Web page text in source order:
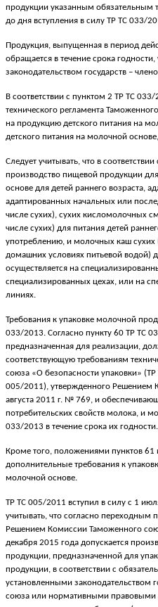
продукции указанным обязательным
до дня вступления в силу ТР ТС 033/
Продукция, выпущенная в период
обращается в течение срока годности,
законодательством государств –
В соответствии с пунктом 2 ТР ТС
технического регламента
на продукцию детского питания на
детского питания на молочной
Следует учитывать, что в
производство пищевой продукции
основе для детей раннего возраста,
адаптированных начальных или
числе сухих), сухих кисломолочных
числе сухих) для питания детей
употреблению, и молочных каш сухих
домашних условиях питьевой водой)
осуществляется на
специализированных цехах, или на
линиях.
Требования к упаковке молочной
033/2013. Согласно пункту 60 ТР ТС
предназначенная для реализации,
соответствующую требованиям
союза «О безопасности упаковки»
005/2011), утвержденного Решением
августа 2011 г. № 769, и
потребительских свойств молока, и
033/2013 в течение срока их годности.
Кроме того, положениями пунктов
дополнительные требования к
молочной основе.
ТР ТС 005/2011 вступил в силу с 1
учитывать, что согласно
Решением Комиссии Таможенного
декабря 2015 года допускается
продукции, предназначенной для
продукции, в соответствии с
установленными законодательством
союза или нормативными правовыми